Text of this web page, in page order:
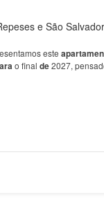
e São
este
o final de2027,